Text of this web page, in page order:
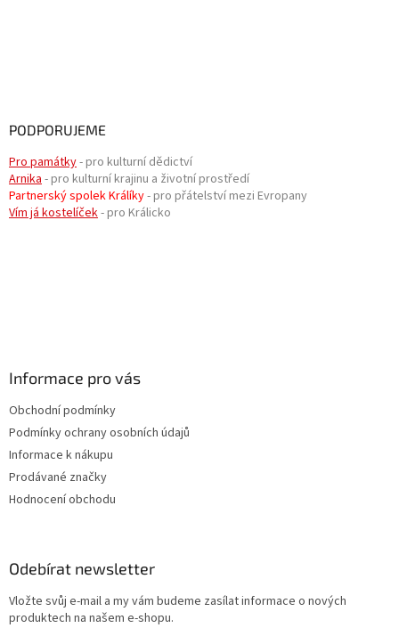
PODPORUJEME
Pro památky- pro kulturní dědictví
Arnika - pro kulturní krajinu a životní prostředí
Partnerský spolek Králíky- pro přátelství mezi Evropany
Vím já kostelíček- pro Králicko
Informace pro vás
Obchodní podmínky
Podmínky ochrany osobních údajů
Informace k nákupu
Prodávané značky
Hodnocení obchodu
Odebírat newsletter
Vložte svůj e-mail a my vám budeme zasílat informace o nových
produktech na našem e-shopu.